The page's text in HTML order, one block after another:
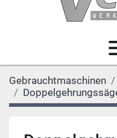
Gebrauchtmaschinen